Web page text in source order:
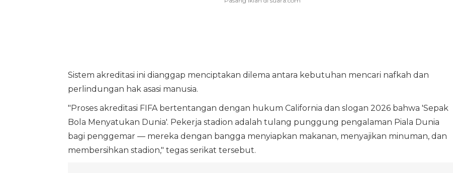
Sistem akreditasi ini dianggap menciptakan dilema antara kebutuhan mencari nafkah dan
perlindungan hak asasi manusia.
"Proses akreditasi FIFA bertentangan dengan hukum California dan slogan 2026 bahwa 'Sepak
Bola Menyatukan Dunia'. Pekerja stadion adalah tulang punggung pengalaman Piala Dunia
bagi penggemar — mereka dengan bangga menyiapkan makanan, menyajikan minuman, dan
membersihkan stadion," tegas serikat tersebut.